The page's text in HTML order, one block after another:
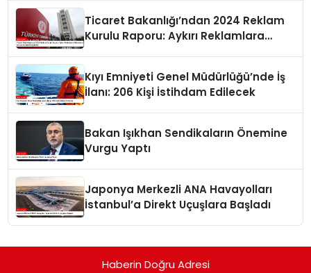
Ticaret Bakanlığı’ndan 2024 Reklam
Kurulu Raporu: Aykırı Reklamlara
Kıyı Emniyeti Genel Müdürlüğü’nde İş
İlanı: 206 Kişi İstihdam Edilecek
Bakan Işıkhan Sendikaların Önemine
Vurgu Yaptı
Japonya Merkezli ANA Havayolları
İstanbul’a Direkt Uçuşlara Başladı
Haberin Doğru Adresi